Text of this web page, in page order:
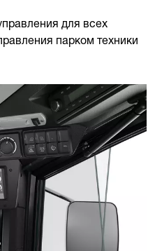
для всех
парком техники